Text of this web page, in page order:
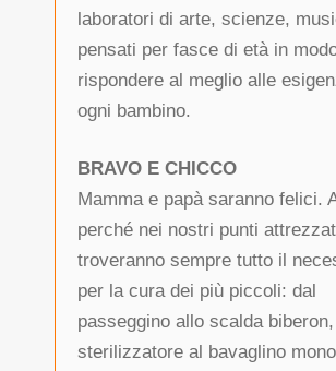
laboratori di arte, scienze,
pensati per fasce di età in
rispondere al meglio alle
ogni bambino.
BRAVO E CHICCO
Mamma e papà saranno felici.
perché nei nostri punti
troveranno sempre tutto il
per la cura dei più piccoli: dal
passeggino allo scalda
sterilizzatore al bavaglino